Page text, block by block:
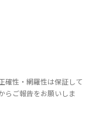
確性・網羅性は保証して
らご報告をお願いしま